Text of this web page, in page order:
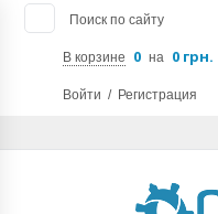
Поиск по сайту
В корзине 0 на 0 грн.
Войти / Регистрация